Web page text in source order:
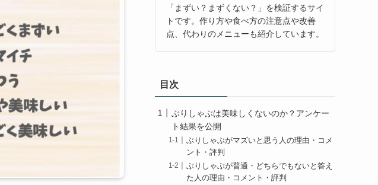
「まずい？まずくない？」を検証するサイ
トです。作り方や食べ方の注意点や改善
点、代わりのメニューも紹介しています。
目次
ぶりしゃぶは美味しくないのか？アンケー
ト結果を公開
ぶりしゃぶがマズいと思う人の理由・コメ
ント・評判
ぶりしゃぶが普通・どちらでもないと答え
た人の理由・コメント・評判